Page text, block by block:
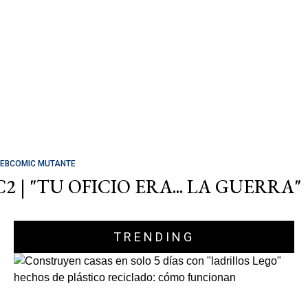
MUTANTE
| "TU OFICIO ERA... LA GUERRA"
TRENDING